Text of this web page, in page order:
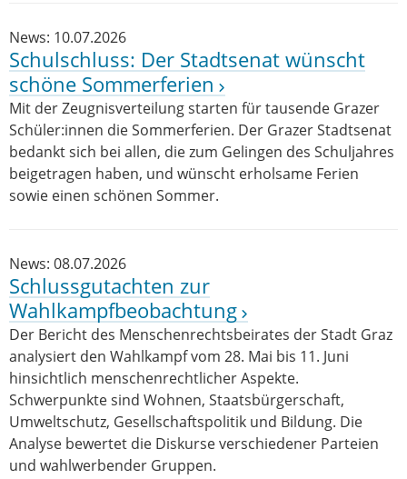
News: 10.07.2026
Schulschluss: Der Stadtsenat wünscht
schöne Sommerferien
Mit der Zeugnisverteilung starten für tausende Grazer
Schüler:innen die Sommerferien. Der Grazer Stadtsenat
bedankt sich bei allen, die zum Gelingen des Schuljahres
beigetragen haben, und wünscht erholsame Ferien
sowie einen schönen Sommer.
News: 08.07.2026
Schlussgutachten zur
Wahlkampfbeobachtung
Der Bericht des Menschenrechtsbeirates der Stadt Graz
analysiert den Wahlkampf vom 28. Mai bis 11. Juni
hinsichtlich menschenrechtlicher Aspekte.
Schwerpunkte sind Wohnen, Staatsbürgerschaft,
Umweltschutz, Gesellschaftspolitik und Bildung. Die
Analyse bewertet die Diskurse verschiedener Parteien
und wahlwerbender Gruppen.